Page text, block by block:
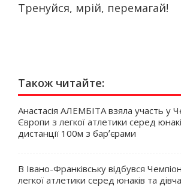
Тренуйся, мрій, перемагай!
Також читайте:
Анастасія АЛЕМБІТА взяла участь у
Європи з легкої атлетики серед
дистанції 100м з барʼєрами
В Івано-Франківську відбувся
легкої атлетики серед юнаків та